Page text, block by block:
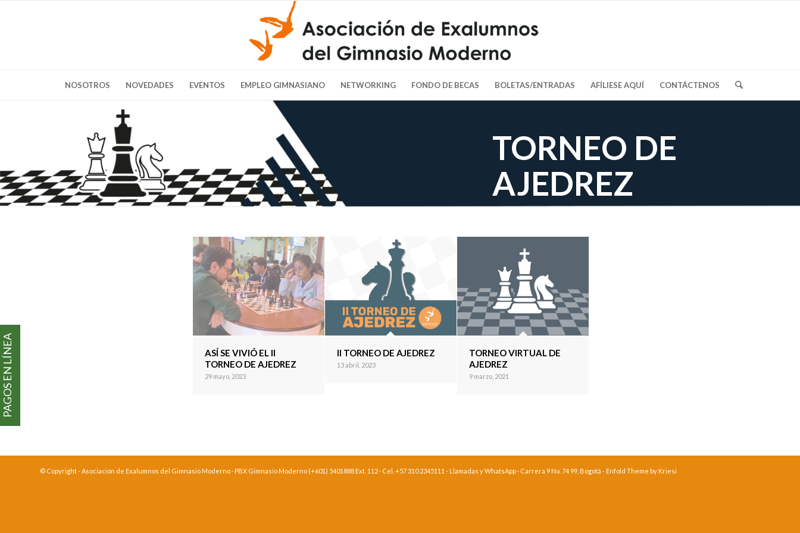
NOSOTROS NOVEDADES EVENTOS EMPLEO GIMNASIANO NETWORKING FONDO DE BECAS BOLETAS/ENTRADAS AFÍLIESE AQUÍ CONTÁCTENOS
TORNEO DE
AJEDREZ
ASÍ SE VIVIÓ EL II
TORNEO DE AJEDREZ
29 mayo, 2023
II TORNEO DE AJEDREZ
13 abril, 2023
TORNEO VIRTUAL DE
AJEDREZ
9 marzo, 2021
© Copyright - Asociación de Exalumnos del Gimnasio Moderno · PBX Gimnasio Moderno (+601) 5401888 Ext. 112 · Cel. +57 310 2345111 - Llamadas y WhatsApp · Carrera 9 No. 74 99, Bogotá - Enfold Theme by Kriesi
PAGOS EN LÍNEA